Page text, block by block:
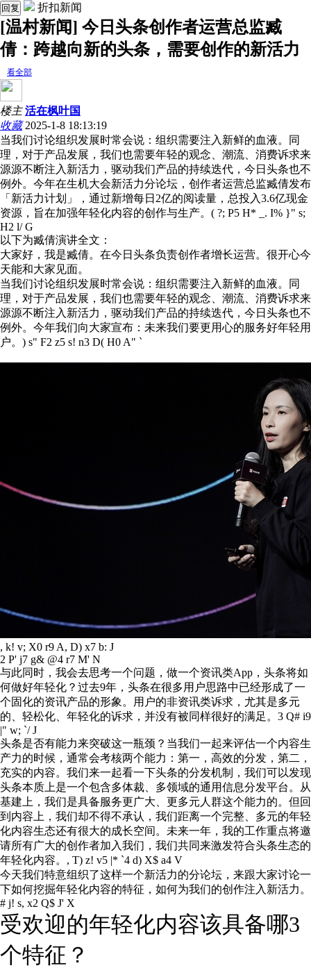
回复 折扣新闻
[温村新闻] 今日头条创作者运营总监臧
倩：跨越向新的头条，需要创作的新活力
看全部
楼主 活在枫叶国
收藏2025-1-8 18:13:19
当我们讨论组织发展时常会说：组织需要注入新鲜的血液。同
理，对于产品发展，我们也需要年轻的观念、潮流、消费诉求来
源源不断注入新活力，驱动我们产品的持续迭代，今日头条也不
例外。今年在生机大会新活力分论坛，创作者运营总监臧倩发布
「新活力计划」，通过新增每日2亿的阅读量，总投入3.6亿现金
资源，旨在加强年轻化内容的创作与生产。 ( ?; P5 H* _. I% }" s;
H2 l/ G
以下为臧倩演讲全文：
大家好，我是臧倩。在今日头条负责创作者增长运营。很开心今
天能和大家见面。
当我们讨论组织发展时常会说：组织需要注入新鲜的血液。同
理，对于产品发展，我们也需要年轻的观念、潮流、消费诉求来
源源不断注入新活力，驱动我们产品的持续迭代，今日头条也不
例外。今年我们向大家宣布：未来我们要更用心的服务好年轻用
户。 ) s" F2 z5 s! n3 D( H0 A" `
, k! v; X0 r9 A, D) x7 b: J
2 P' j7 g& @4 r7 M' N
与此同时，我会去思考一个问题，做一个资讯类App，头条将如
何做好年轻化？过去9年，头条在很多用户思路中已经形成了一
个固化的资讯产品的形象。用户的非资讯类诉求，尤其是多元
的、轻松化、年轻化的诉求，并没有被同样很好的满足。 3 Q# i9
|" w; `/ J
头条是否有能力来突破这一瓶颈？当我们一起来评估一个内容生
产力的时候，通常会考核两个能力：第一，高效的分发，第二，
充实的内容。我们来一起看一下头条的分发机制，我们可以发现
头条本质上是一个包含多体裁、多领域的通用信息分发平台。从
基建上，我们是具备服务更广大、更多元人群这个能力的。但回
到内容上，我们却不得不承认，我们距离一个完整、多元的年轻
化内容生态还有很大的成长空间。未来一年，我的工作重点将邀
请所有广大的创作者加入我们，我们共同来激发符合头条生态的
年轻化内容。 , T) z! v5 |* `4 d) X$ a4 V
今天我们特意组织了这样一个新活力的分论坛，来跟大家讨论一
下如何挖掘年轻化内容的特征，如何为我们的创作注入新活力。
# j! s, x2 Q$ J' X
受欢迎的年轻化内容该具备哪3
个特征？